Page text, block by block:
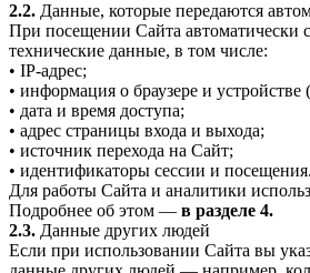
2.2. Данные, которые передаются
При посещении Сайта автоматически
технические данные, в том числе:
• IP-адрес;
• информация о браузере и устройстве
• дата и время доступа;
• адрес страницы входа и выхода;
• источник перехода на Сайт;
• идентификаторы сессии и посещения.
Для работы Сайта и аналитики
Подробнее об этом — в разделе 4.
2.3. Данные других людей
Если при использовании Сайта вы